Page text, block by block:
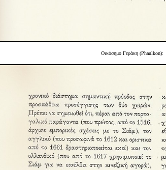
Οικόσημο Γεράκη (Phaulkon):